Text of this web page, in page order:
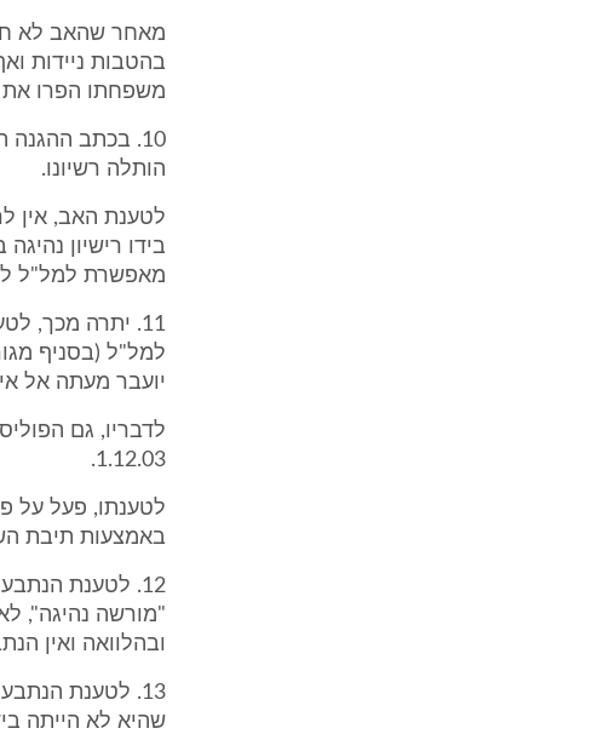
בהטבות ניידות
משפחתו הפרו את
10. בכתב
הותלה רשיונו.
לטענת האב, אין
בידו רישיון
מאפשרת למל"ל
11. יתרה מכך,
למל"ל (בסניף
יועבר מעתה אל
לדבריו, גם
1.12.03.
לטענתו, פעל על
באמצעות תיבת
12. לטענת
"מורשה נהיגה",
ובהלוואה ואין
13. לטענת
שהיא לא הייתה